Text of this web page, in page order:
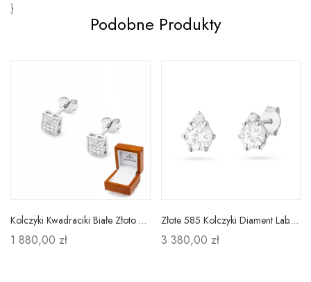
}
Podobne Produkty
Kolczyki Kwadraciki Białe Złoto Diamenty Próba 585
1 880,00 zł
Złote 585 Kolczyki Diament Lab.Białe Złoto 2x0,5ct
3 380,00 zł